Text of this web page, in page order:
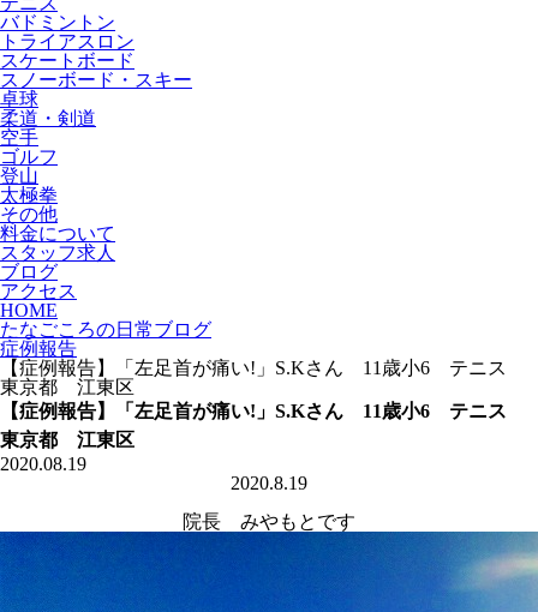
バドミントン
トライアスロン
スケートボード
スノーボード・スキー
卓球
柔道・剣道
空手
ゴルフ
登山
太極拳
その他
料金について
スタッフ求人
ブログ
アクセス
HOME
たなごころの日常ブログ
症例報告
【症例報告】「左足首が痛い!」S.Kさん 11歳小6 テニス
東京都 江東区
【症例報告】「左足首が痛い!」S.Kさん 11歳小6 テニス
東京都 江東区
2020.08.19
2020.8.19
院長 みやもとです